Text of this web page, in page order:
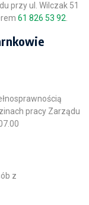
przy ul. Wilczak 51
61 826 53 92
pracy Zarządu
z